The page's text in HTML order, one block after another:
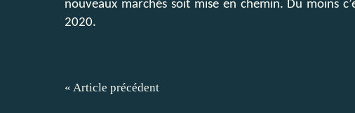
nouveaux marchés soit mise en chemin. Du moins
2020.
« Article précédent